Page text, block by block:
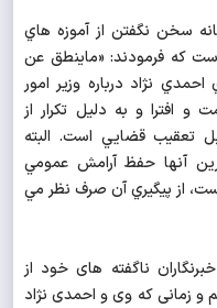
سخن نگفتن از آموزه هاي
كه فرمودند: «ماينطق عن
نژاد درباره وزير امور
افترا و به دليل تكرار از
تعقيب قضايي است. البته
آنها حفظ آرامش عمومي
از پيگيري آن صرف نظر مي
ناگفته های خود از
و زمانی که وی و احمدی نژاد